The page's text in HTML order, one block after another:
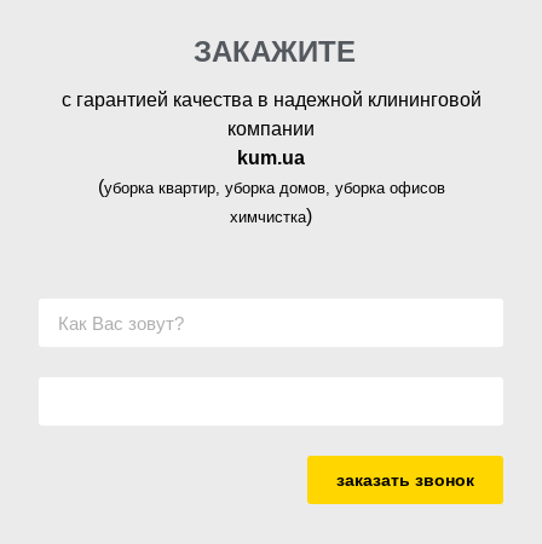
ЗАКАЖИТЕ
с гарантией качества в надежной клининговой
компании
kum.ua
(уборка квартир, уборка домов, уборка офисов
химчистка)
заказать звонок